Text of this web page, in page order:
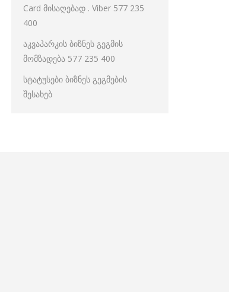
Card მისაღებად . Viber 577 235
400
აკვაპარკის ბიზნეს გეგმის
მომზადება 577 235 400
სტატუსები ბიზნეს გეგმების
შესახებ